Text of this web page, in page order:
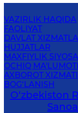
VAZIRLIK HAQIDA
FAOLIYAT
DAVLAT
HUJJATLAR
MAXFIYLIK
OCHIQ
AXBOROT XIZMATI
BOG‘LANISH
O‘zbekiston